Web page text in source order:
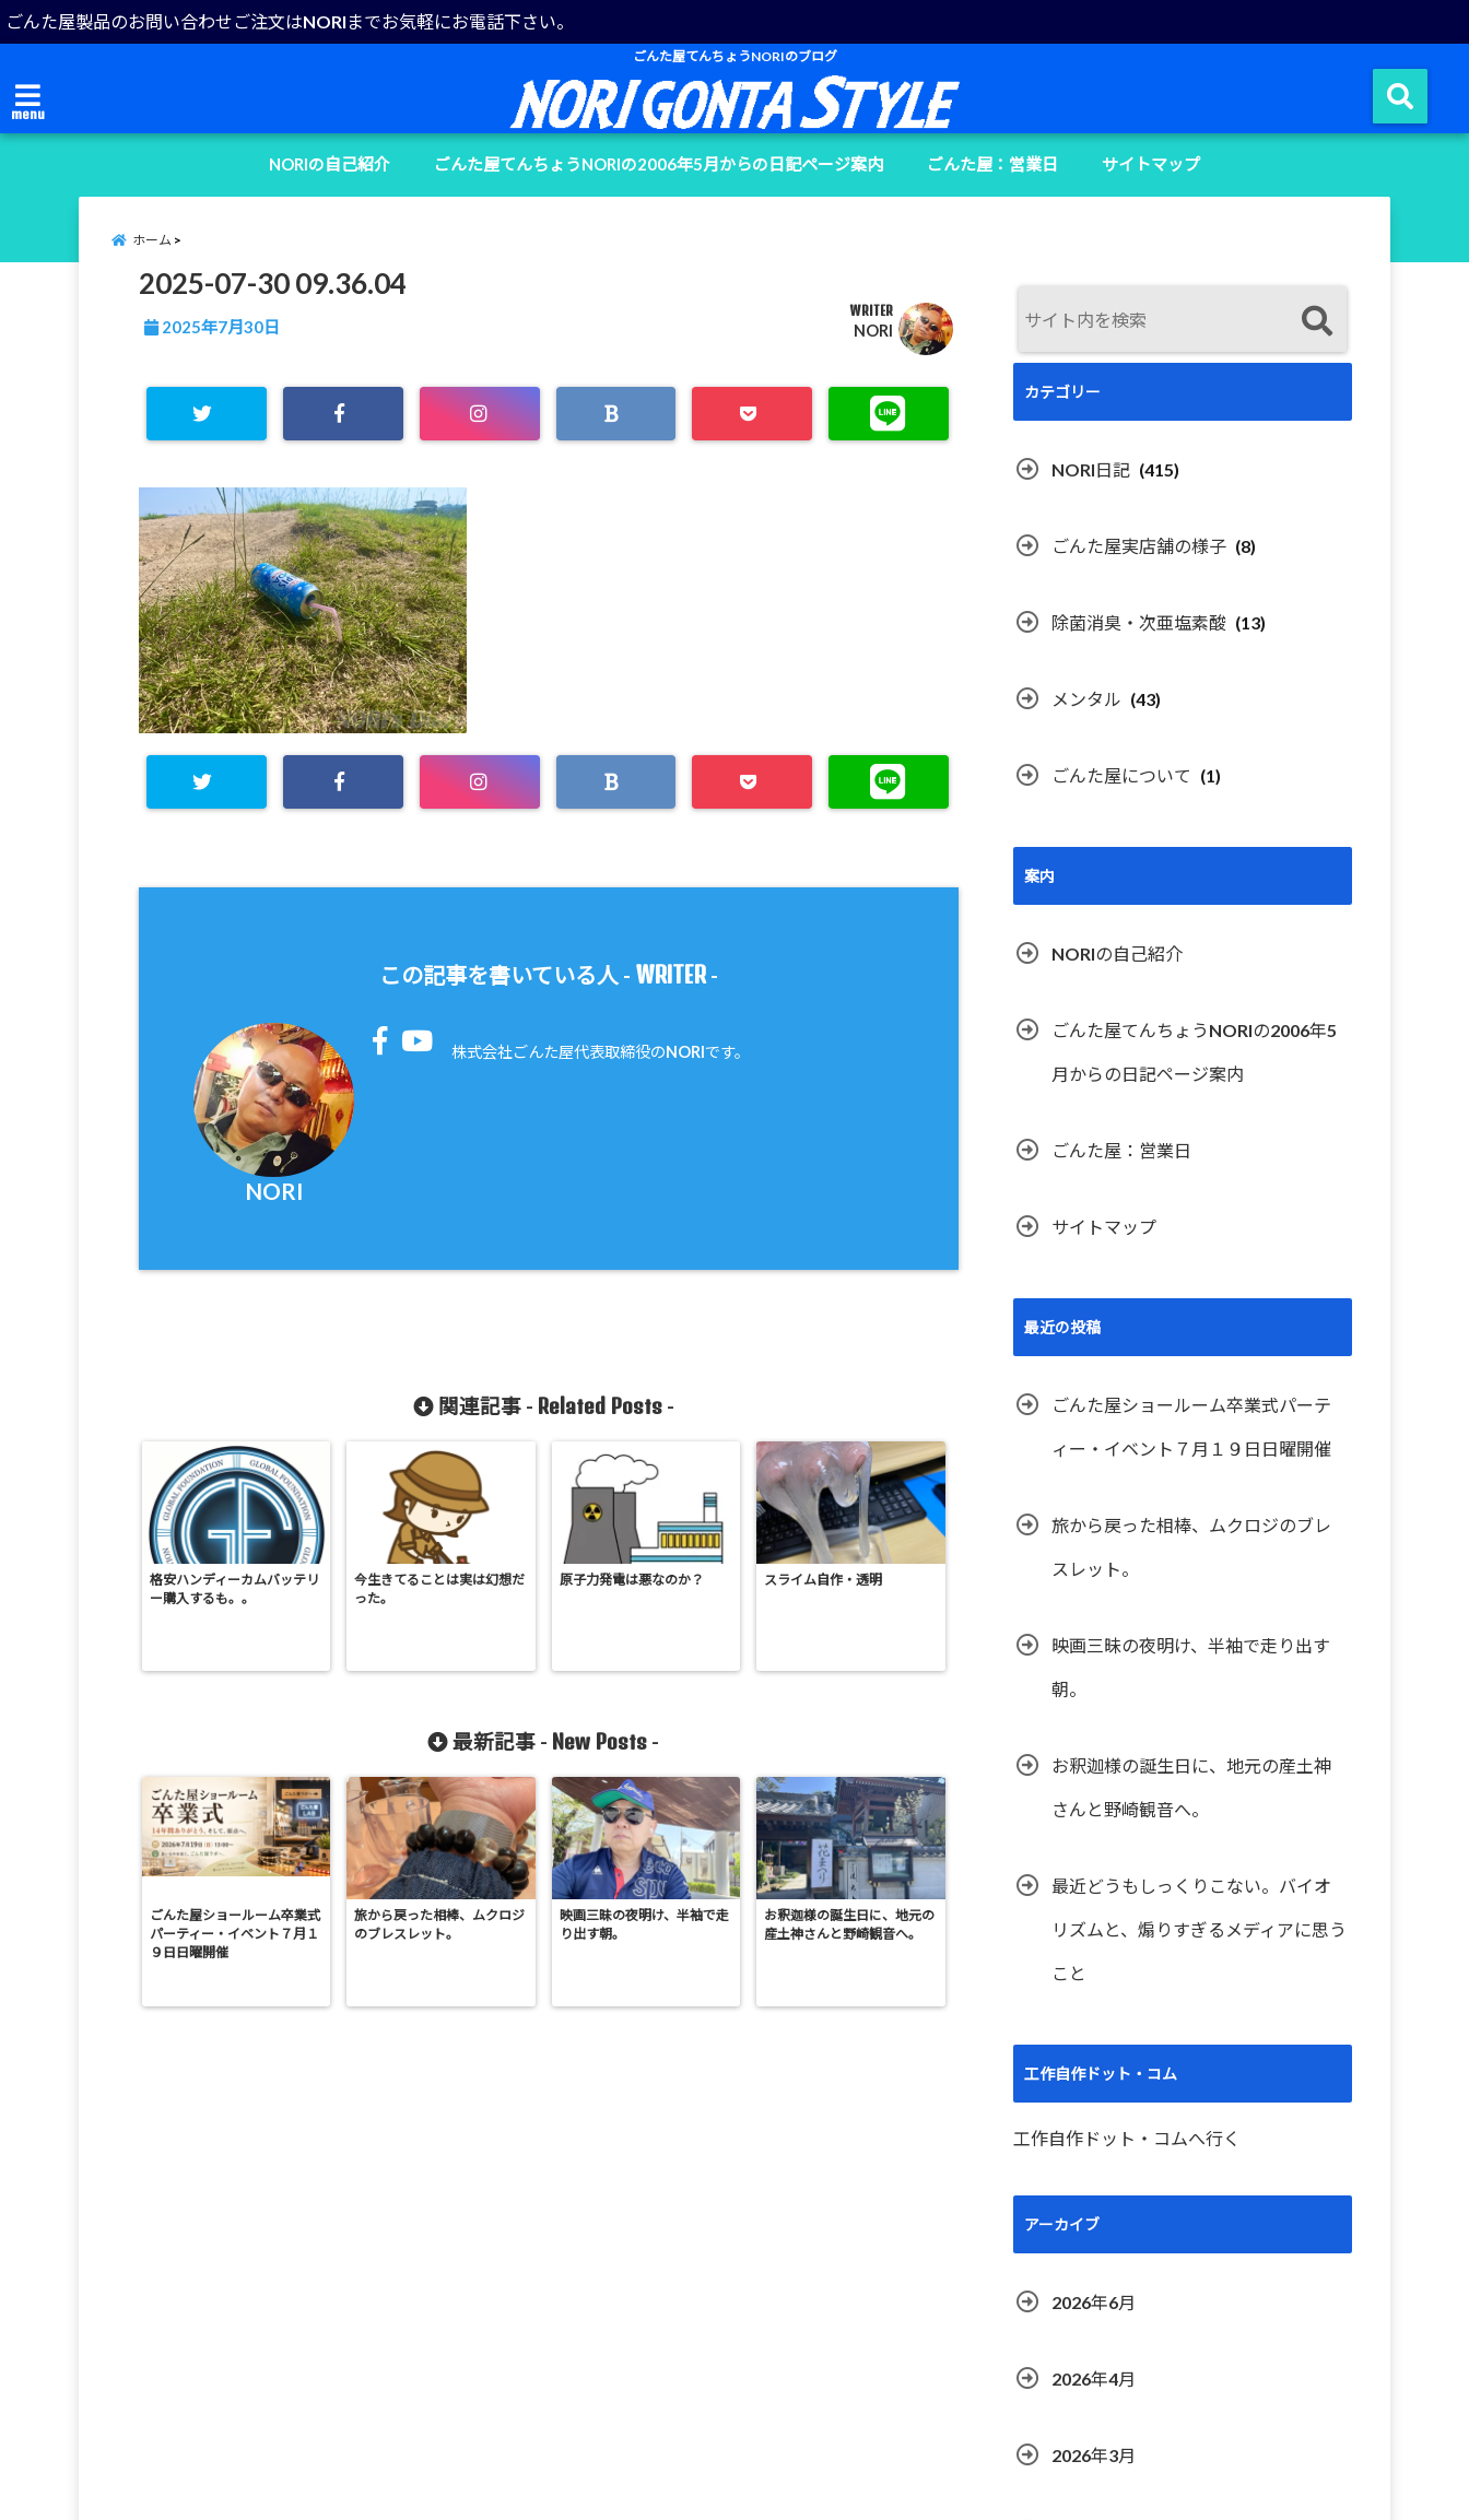
ごんた屋製品のお問い合わせご注文はNORIまでお気軽にお電話下さい。
ごんた屋てんちょうNORIのブログ
menu
NORIの自己紹介 ごんた屋てんちょうNORIの2006年5月からの日記ページ案内 ごんた屋：営業日 サイトマップ
ホーム
2025-07-30 09.36.04
2025年7月30日
WRITER
NORI
この記事を書いている人 - WRITER-
NORI
株式会社ごんた屋代表取締役のNORIです。
関連記事 - Related Posts-
格安ハンディーカムバッテリ
ー購入するも。。
今生きてることは実は幻想だ
った。
原子力発電は悪なのか？ スライム自作・透明
最新記事 - New Posts -
ごんた屋ショールーム卒業式
パーティー・イベント７月１
９日日曜開催
旅から戻った相棒、ムクロジ
のブレスレット。
映画三昧の夜明け、半袖で走
り出す朝。
お釈迦様の誕生日に、地元の
産土神さんと野崎観音へ。
カテゴリー
NORI日記 (415)
ごんた屋実店舗の様子 (8)
除菌消臭・次亜塩素酸 (13)
メンタル (43)
ごんた屋について (1)
案内
NORIの自己紹介
ごんた屋てんちょうNORIの2006年5
月からの日記ページ案内
ごんた屋：営業日
サイトマップ
最近の投稿
ごんた屋ショールーム卒業式パーテ
ィー・イベント７月１９日日曜開催
旅から戻った相棒、ムクロジのブレ
スレット。
映画三昧の夜明け、半袖で走り出す
朝。
お釈迦様の誕生日に、地元の産土神
さんと野崎観音へ。
最近どうもしっくりこない。バイオ
リズムと、煽りすぎるメディアに思う
こと
工作自作ドット・コム
工作自作ドット・コムへ行く
アーカイブ
2026年6月
2026年4月
2026年3月